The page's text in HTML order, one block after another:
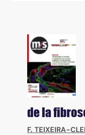
de la
F. TEIXEIRA-